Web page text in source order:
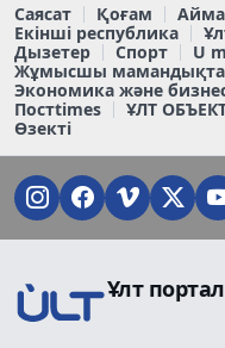
Саясат Қоғам
Екінші республика
Дызетер
Спорт U
Жұмысшы
Экономика және
Постtimes
ҰЛТ
Өзекті
Ұлт